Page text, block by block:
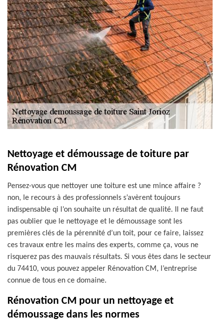
Nettoyage et démoussage de toiture par
Rénovation CM
Pensez-vous que nettoyer une toiture est une mince affaire ?
non, le recours à des professionnels s’avèrent toujours
indispensable qi l’on souhaite un résultat de qualité. Il ne faut
pas oublier que le nettoyage et le démoussage sont les
premières clés de la pérennité d’un toit, pour ce faire, laissez
ces travaux entre les mains des experts, comme ça, vous ne
risquerez pas des mauvais résultats. Si vous êtes dans le secteur
du 74410, vous pouvez appeler Rénovation CM, l’entreprise
connue de tous en ce domaine.
Rénovation CM pour un nettoyage et
démoussage dans les normes